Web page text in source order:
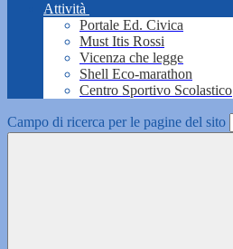
Attività
Portale Ed. Civica
Must Itis Rossi
Vicenza che legge
Shell Eco-marathon
Centro Sportivo Scolastico
Campo di ricerca per le pagine del sito